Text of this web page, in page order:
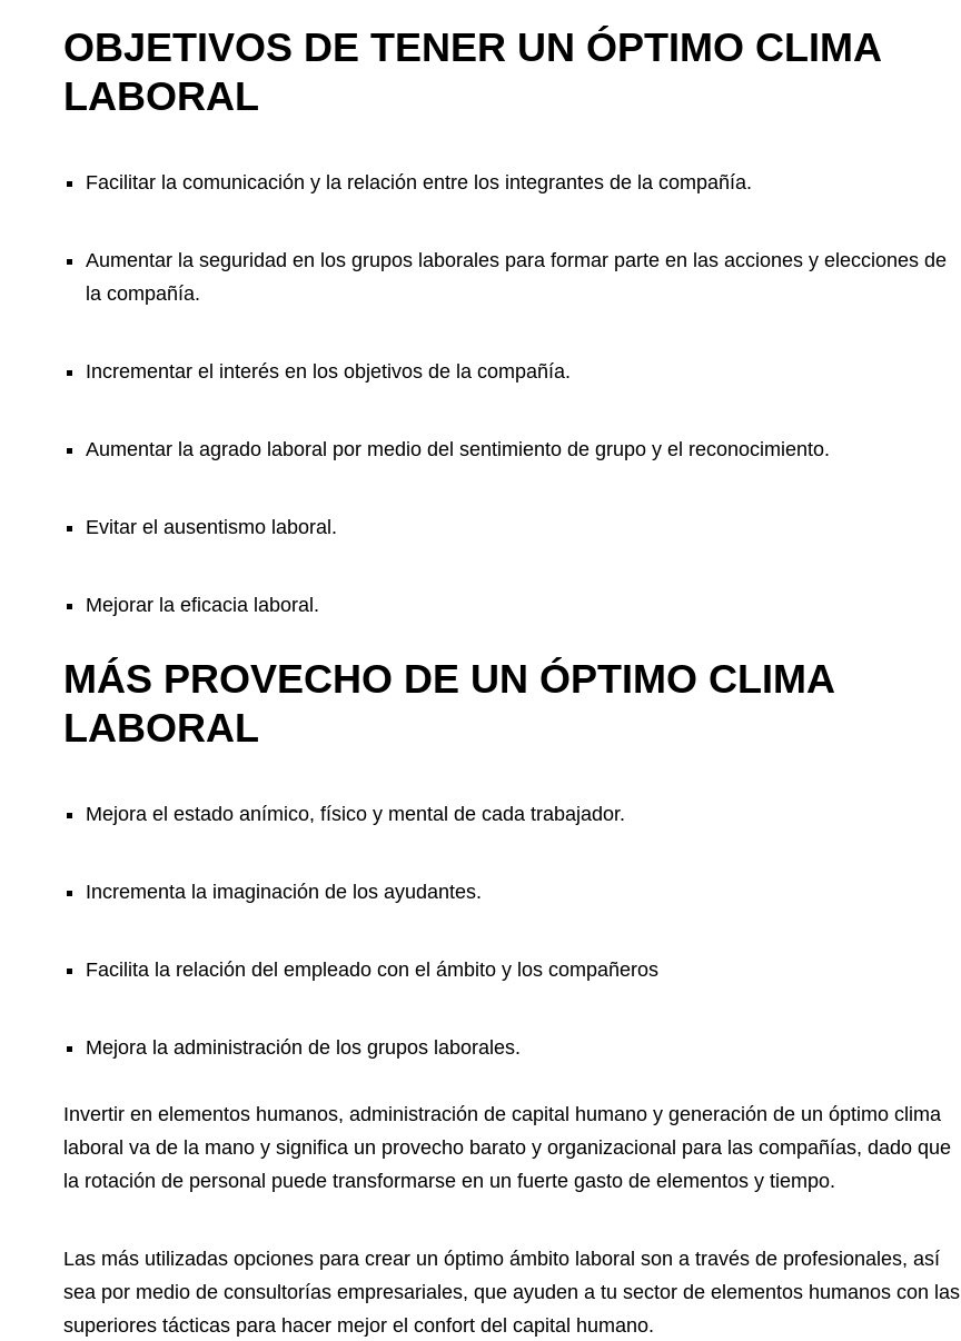
OBJETIVOS DE TENER UN ÓPTIMO CLIMA
LABORAL
Facilitar la comunicación y la relación entre los integrantes de la compañía.
Aumentar la seguridad en los grupos laborales para formar parte en las acciones y elecciones de
la compañía.
Incrementar el interés en los objetivos de la compañía.
Aumentar la agrado laboral por medio del sentimiento de grupo y el reconocimiento.
Evitar el ausentismo laboral.
Mejorar la eficacia laboral.
MÁS PROVECHO DE UN ÓPTIMO CLIMA
LABORAL
Mejora el estado anímico, físico y mental de cada trabajador.
Incrementa la imaginación de los ayudantes.
Facilita la relación del empleado con el ámbito y los compañeros
Mejora la administración de los grupos laborales.
Invertir en elementos humanos, administración de capital humano y generación de un óptimo clima
laboral va de la mano y significa un provecho barato y organizacional para las compañías, dado que
la rotación de personal puede transformarse en un fuerte gasto de elementos y tiempo.
Las más utilizadas opciones para crear un óptimo ámbito laboral son a través de profesionales, así
sea por medio de consultorías empresariales, que ayuden a tu sector de elementos humanos con las
superiores tácticas para hacer mejor el confort del capital humano.